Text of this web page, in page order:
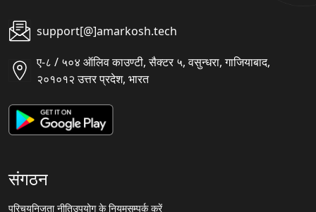
support[@]amarkosh.tech
ए-८ / ५०४ ऑलिव काउण्टी, सैक्टर ५, वसुन्धरा, गाजियाबाद,
२०१०१२ उत्तर प्रदेश, भारत
संगठन
परिचयनिजता नीतिउपयोग के नियमसम्पर्क करें